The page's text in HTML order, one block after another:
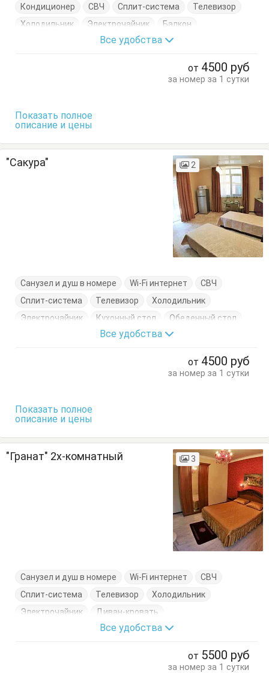
Кондиционер
СВЧ Сплит-система
Телевизор
Холодильник
Электрочайник
Балкон
Кровать двуспальная
Все удобства
от 4500 руб
за номер за 1 сутки
Показать полное
описание и цены
"Сакура" 2
Санузел и душ в номере Wi-Fi интернет
СВЧ
Сплит-система
Телевизор
Холодильник
Электрочайник
Кухонный стол
Обеденный стол
Стулья Шкаф
Все удобства
от 4500 руб
за номер за 1 сутки
Показать полное
описание и цены
"Гранат" 2х-комнатный 3
Санузел и душ в номере Wi-Fi интернет
СВЧ
Сплит-система
Телевизор
Холодильник
Электрочайник
Диван-кровать
Кровать двуспальная
Кухонный стол
Все удобства
от 5500 руб
за номер за 1 сутки